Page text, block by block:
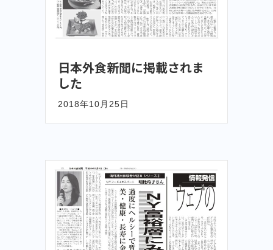
日本外食新聞に掲載されま
した
2018年10月25日